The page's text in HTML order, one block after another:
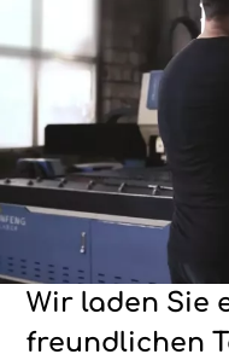
Wir laden Sie
freundlichen